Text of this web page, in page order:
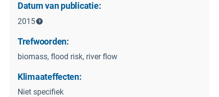
Datum van publicatie:
2015
Trefwoorden:
biomass, flood risk, river flow
Klimaateffecten:
Niet specifiek